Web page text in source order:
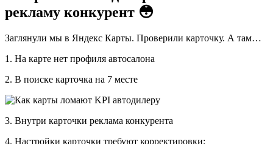
рекламу конкурент 😳
Заглянули мы в Яндекс Карты. Проверили карточку. А там…
1. На карте нет профиля автосалона
2. В поиске карточка на 7 месте
3. Внутри карточки реклама конкурента
4. Настройки карточки требуют корректировки: